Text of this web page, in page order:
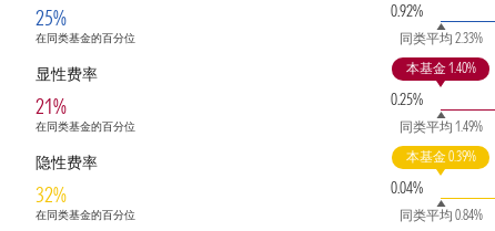
25%
在同类基金的百分位
0.92%
同类平均 2.33%
显性费率
21%
在同类基金的百分位
0.25%
本基金 1.40%
同类平均 1.49%
隐性费率
32%
在同类基金的百分位
0.04%
本基金 0.39%
同类平均 0.84%